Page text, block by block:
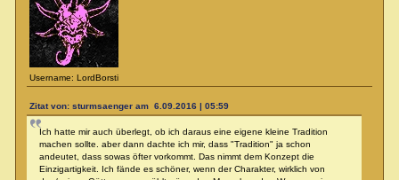
Username: LordBorsti
Zitat von: sturmsaenger am 6.09.2016 | 05:59
Ich hatte mir auch überlegt, ob ich daraus eine eigene kleine Tradition
machen sollte. aber dann dachte ich mir, dass "Tradition" ja schon
andeutet, dass sowas öfter vorkommt. Das nimmt dem Konzept die
Einzigartigkeit. Ich fände es schöner, wenn der Charakter, wirklich von